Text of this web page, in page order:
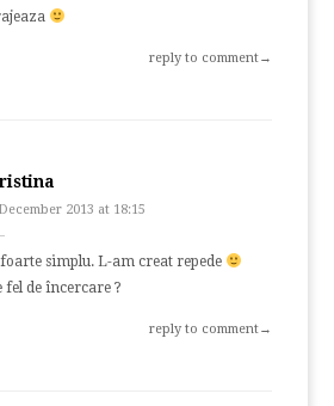
reply to comment→
2013 at 18:15
simplu. L-am creat repede
fel de încercare ?
reply to comment→